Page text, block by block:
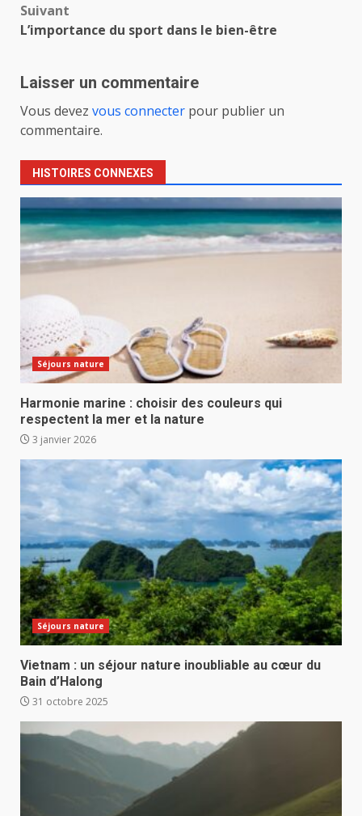
Suivant
L’importance du sport dans le bien-être
Laisser un commentaire
Vous devez vous connecter pour publier un
commentaire.
HISTOIRES CONNEXES
Séjours nature
Harmonie marine : choisir des couleurs qui
respectent la mer et la nature
3 janvier 2026
Séjours nature
Vietnam : un séjour nature inoubliable au cœur du
Bain d’Halong
31 octobre 2025